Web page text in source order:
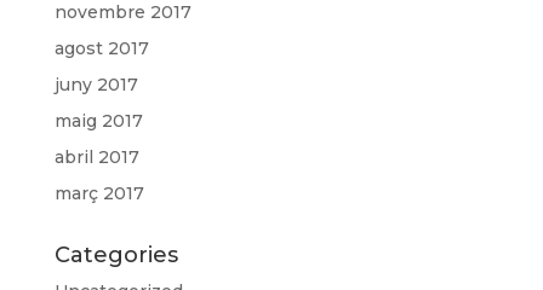
novembre 2017
agost 2017
juny 2017
maig 2017
abril 2017
març 2017
Categories